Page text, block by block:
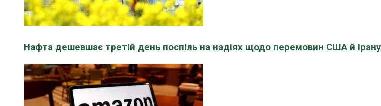
Нафта дешевшає третій день поспіль на надіях щодо перемовин США й Ірану